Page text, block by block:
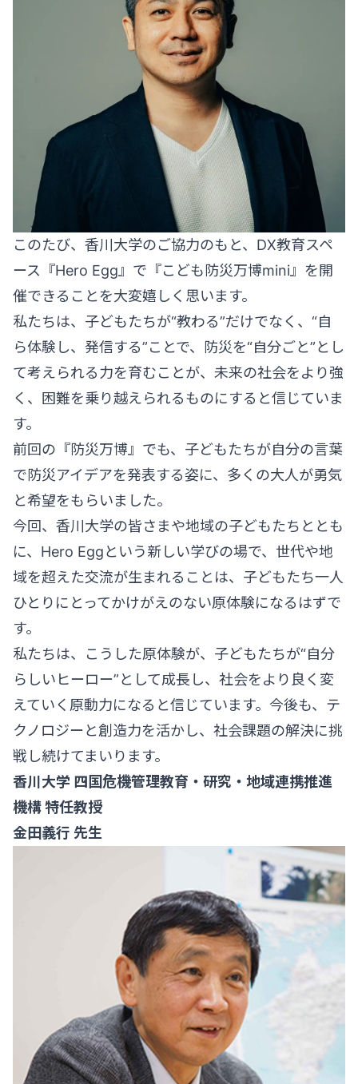
このたび、香川大学のご協力のもと、DX教育スペ
ース『Hero Egg』で『こども防災万博mini』を開
催できることを大変嬉しく思います。
私たちは、子どもたちが“教わる”だけでなく、“自
ら体験し、発信する”ことで、防災を“自分ごと”とし
て考えられる力を育むことが、未来の社会をより強
く、困難を乗り越えられるものにすると信じていま
す。
前回の『防災万博』でも、子どもたちが自分の言葉
で防災アイデアを発表する姿に、多くの大人が勇気
と希望をもらいました。
今回、香川大学の皆さまや地域の子どもたちととも
に、Hero Eggという新しい学びの場で、世代や地
域を超えた交流が生まれることは、子どもたち一人
ひとりにとってかけがえのない原体験になるはずで
す。
私たちは、こうした原体験が、子どもたちが“自分
らしいヒーロー”として成長し、社会をより良く変
えていく原動力になると信じています。今後も、テ
クノロジーと創造力を活かし、社会課題の解決に挑
戦し続けてまいります。
香川大学 四国危機管理教育・研究・地域連携推進
機構 特任教授
金田義行 先生